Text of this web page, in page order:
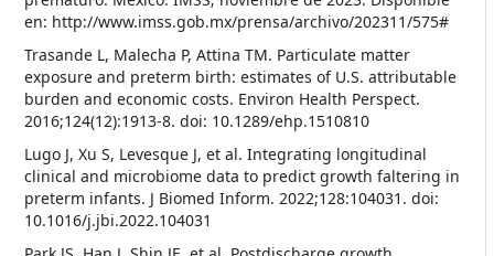
en: http://www.imss.gob.mx/prensa/archivo/202311/575#
Trasande L, Malecha P, Attina TM. Particulate matter
exposure and preterm birth: estimates of U.S. attributable
burden and economic costs. Environ Health Perspect.
2016;124(12):1913-8. doi: 10.1289/ehp.1510810
Lugo J, Xu S, Levesque J, et al. Integrating longitudinal
clinical and microbiome data to predict growth faltering in
preterm infants. J Biomed Inform. 2022;128:104031. doi:
10.1016/j.jbi.2022.104031